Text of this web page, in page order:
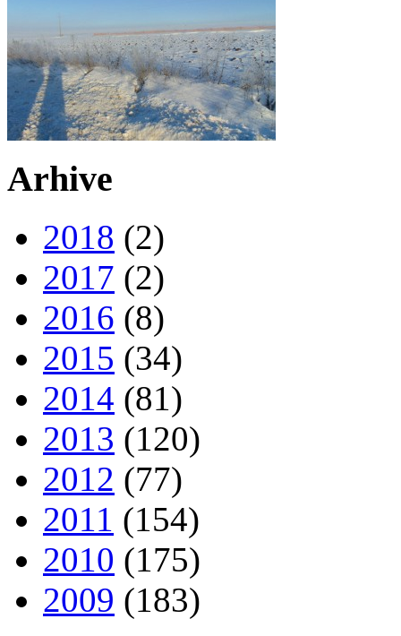
Arhive
2018 (2)
2017 (2)
2016 (8)
2015 (34)
2014 (81)
2013 (120)
2012 (77)
2011 (154)
2010 (175)
2009 (183)